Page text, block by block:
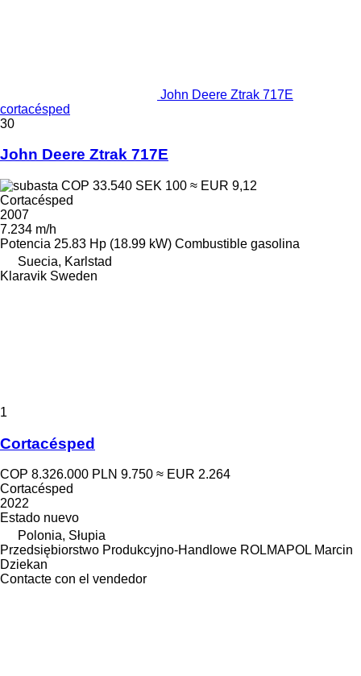
John Deere Ztrak 717E
cortacésped
30
John Deere Ztrak 717E
COP 33.540 SEK 100 ≈ EUR 9,12
Cortacésped
2007
7.234 m/h
Potencia 25.83 Hp (18.99 kW) Combustible gasolina
Suecia, Karlstad
Klaravik Sweden
1
Cortacésped
COP 8.326.000 PLN 9.750 ≈ EUR 2.264
Cortacésped
2022
Estado nuevo
Polonia, Słupia
Przedsiębiorstwo Produkcyjno-Handlowe ROLMAPOL Marcin
Dziekan
Contacte con el vendedor